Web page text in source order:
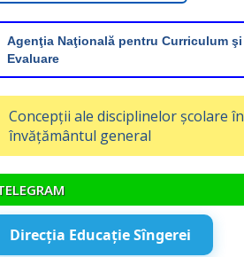
Agenţia Naţională pentru Curriculum şi
Evaluare
Concepții ale disciplinelor școlare în
învățământul general
Direcția Educație Sîngerei